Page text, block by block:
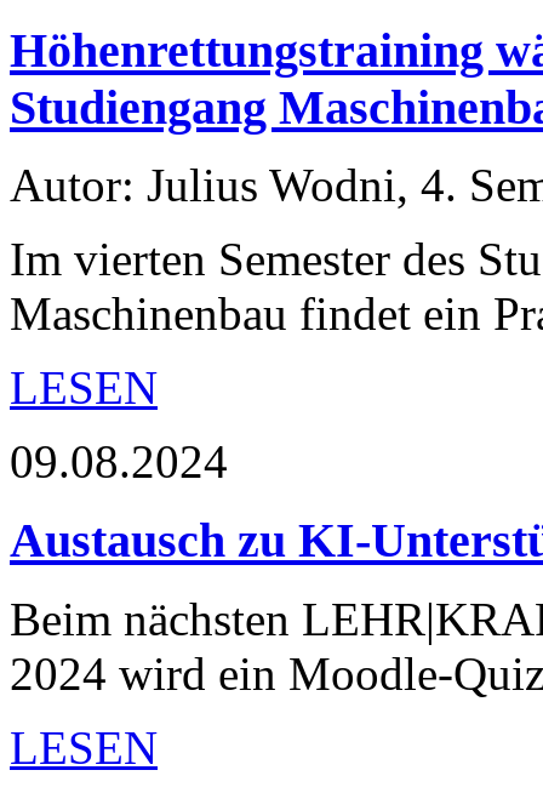
Höhenrettungstraining
Studiengang
Autor: Julius Wodni, 4.
Im vierten Semester des
Maschinenbau findet ein
LESEN
09.08.2024
Austausch zu KI-
Beim nächsten
2024 wird ein Moodle-
LESEN